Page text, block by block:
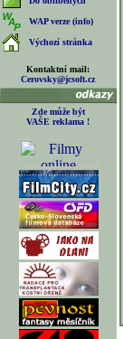
WAP verze (info)
Výchozí stránka
Kontaktní mail:
Cerovsky@jcsoft.cz
Zde může být
VAŠE reklama !